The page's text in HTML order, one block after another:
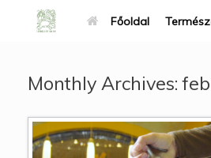
Főoldal
Monthly Archives: